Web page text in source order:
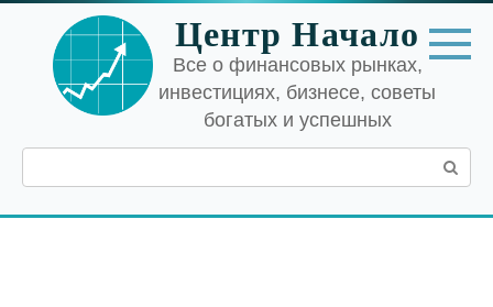
Перейти
контенту
Центр Начало
Все о финансовых рынках,
инвестициях, бизнесе, советы
богатых и успешных
Поиск: